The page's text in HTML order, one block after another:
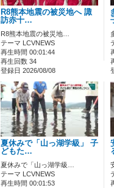
R8熊本地震の被災地へ 諏
訪赤十…
R8熊本地震の被災地…
テーマ LCVNEWS
再生時間 00:01:44
再生回数 34
登録日 2026/08/08
夏休みで「山っ湖学級」 子
どもた…
夏休みで「山っ湖学級…
テーマ LCVNEWS
再生時間 00:01:53